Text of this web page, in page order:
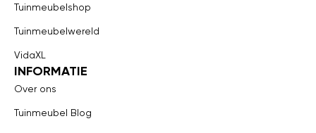
Tuinmeubelshop
Tuinmeubelwereld
VidaXL
INFORMATIE
Over ons
Tuinmeubel Blog